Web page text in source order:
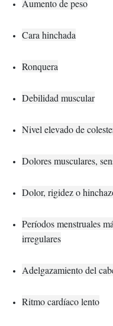
Aumento de peso
Cara hinchada
Ronquera
Debilidad muscular
Nivel elevado de
Dolores musculares,
Dolor, rigidez o
Períodos menstruales
irregulares
Adelgazamiento del
Ritmo cardíaco lento